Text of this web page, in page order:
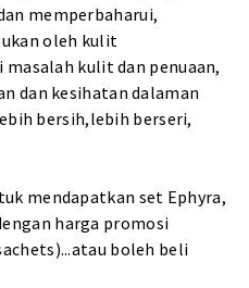
memperbaharui,
oleh kulit
kulit dan penuaan,
dan kesihatan dalaman
bersih,lebih berseri,
mendapatkan set Ephyra,
harga promosi
boleh beli